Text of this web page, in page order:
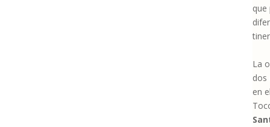
que
La
dos
en el